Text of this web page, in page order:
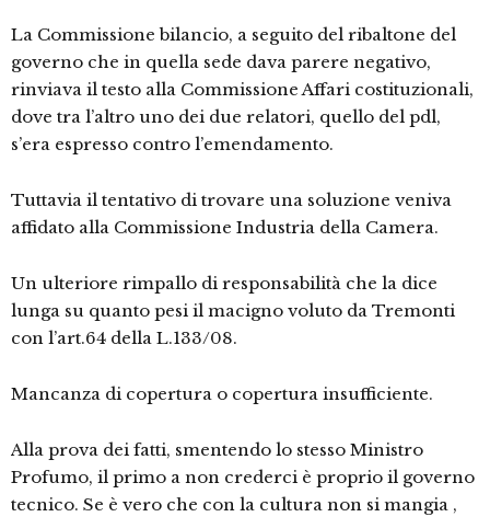
La Commissione bilancio, a seguito del ribaltone del
governo che in quella sede dava parere negativo,
rinviava il testo alla Commissione Affari costituzionali,
dove tra l’altro uno dei due relatori, quello del pdl,
s’era espresso contro l’emendamento.
Tuttavia il tentativo di trovare una soluzione veniva
affidato alla Commissione Industria della Camera.
Un ulteriore rimpallo di responsabilità che la dice
lunga su quanto pesi il macigno voluto da Tremonti
con l’art.64 della L.133/08.
Mancanza di copertura o copertura insufficiente.
Alla prova dei fatti, smentendo lo stesso Ministro
Profumo, il primo a non crederci è proprio il governo
tecnico. Se è vero che con la cultura non si mangia ,